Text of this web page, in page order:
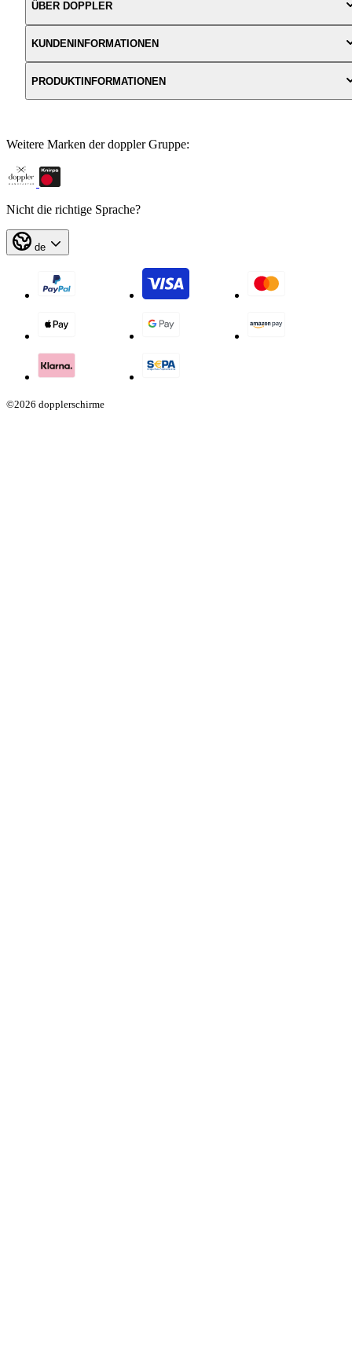
ÜBER DOPPLER
KUNDENINFORMATIONEN
PRODUKTINFORMATIONEN
Weitere Marken der doppler Gruppe:
Nicht die richtige Sprache?
de
©2026 dopplerschirme